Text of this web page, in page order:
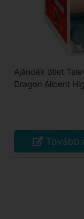
Ajándék ötlet
Dragon Alicent
Tovább